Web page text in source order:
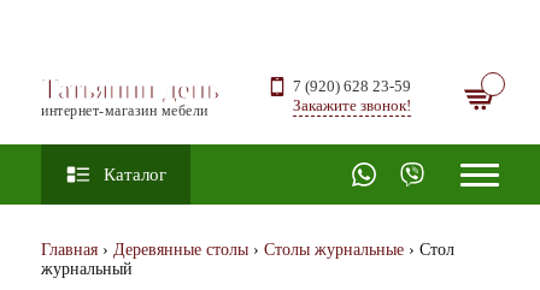
Татьянин день
интернет-магазин мебели
7 (920) 628 23-59
Закажите звонок!
Каталог
Главная › Деревянные столы › Столы журнальные › Стол
журнальный